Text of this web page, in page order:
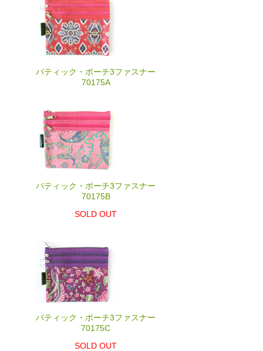
バティック・ポーチ3ファスナー
70175A
バティック・ポーチ3ファスナー
70175B
SOLD OUT
バティック・ポーチ3ファスナー
70175C
SOLD OUT